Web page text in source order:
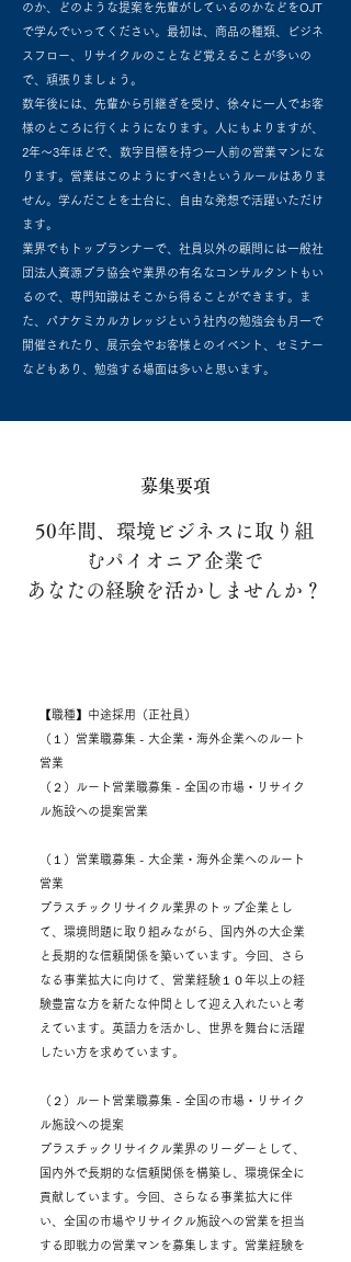
のか、どのような提案を先輩がしているのかなどをOJT
で学んでいってください。最初は、商品の種類、ビジネ
スフロー、リサイクルのことなど覚えることが多いの
で、頑張りましょう。
数年後には、先輩から引継ぎを受け、徐々に一人でお客
様のところに行くようになります。人にもよりますが、
2年〜3年ほどで、数字目標を持つ一人前の営業マンにな
ります。営業はこのようにすべき!というルールはありま
せん。学んだことを土台に、自由な発想で活躍いただけ
ます。
業界でもトップランナーで、社員以外の顧問には一般社
団法人資源プラ協会や業界の有名なコンサルタントもい
るので、専門知識はそこから得ることができます。ま
た、パナケミカルカレッジという社内の勉強会も月一で
開催されたり、展示会やお客様とのイベント、セミナー
などもあり、勉強する場面は多いと思います。
募集要項
50年間、環境ビジネスに取り組
むパイオニア企業で
あなたの経験を活かしませんか？
【職種】中途採用（正社員）
（１）営業職募集 - 大企業・海外企業へのルート
営業
（２）ルート営業職募集 - 全国の市場・リサイク
ル施設への提案営業
（１）営業職募集 - 大企業・海外企業へのルート
営業
プラスチックリサイクル業界のトップ企業とし
て、環境問題に取り組みながら、国内外の大企業
と長期的な信頼関係を築いています。今回、さら
なる事業拡大に向けて、営業経験１０年以上の経
験豊富な方を新たな仲間として迎え入れたいと考
えています。英語力を活かし、世界を舞台に活躍
したい方を求めています。
（２）ルート営業職募集 - 全国の市場・リサイク
ル施設への提案
プラスチックリサイクル業界のリーダーとして、
国内外で長期的な信頼関係を構築し、環境保全に
貢献しています。今回、さらなる事業拡大に伴
い、全国の市場やリサイクル施設への営業を担当
する即戦力の営業マンを募集します。営業経験を